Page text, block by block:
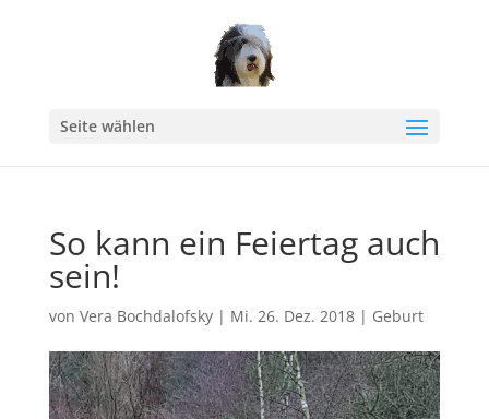
Seite wählen
So kann ein Feiertag auch
sein!
von Vera Bochdalofsky| Mi. 26. Dez. 2018| Geburt